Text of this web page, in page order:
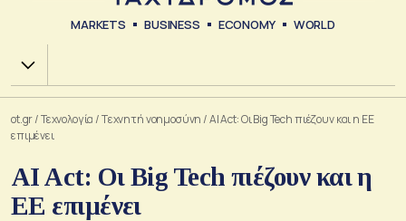
MARKETS BUSINESS ECONOMY WORLD
Χ.Α.
ot.gr/Τεχνολογία /Tεχνητή νοημοσύνη /AI Act: Οι Big Tech πιέζουν και η ΕΕ
επιμένει
AI Act: Οι Big Tech πιέζουν και η
ΕΕ επιμένει